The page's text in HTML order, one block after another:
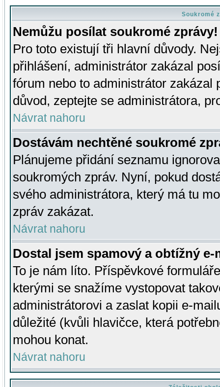
Soukromé
Nemůžu posílat soukromé zprávy!
Pro toto existují tři hlavní důvody.
přihlášení, administrátor zakázal
fórum nebo to administrátor zakázal
důvod, zeptejte se administrátora,
Návrat nahoru
Dostávám nechtěné soukromé
Plánujeme přidání seznamu
soukromých zpráv. Nyní, pokud
svého administrátora, který má tu
zpráv zakázat.
Návrat nahoru
Dostal jsem spamový a obtížný
To je nám líto. Příspěvkové
kterými se snažíme vystopovat
administrátorovi a zaslat kopii e-
důležité (kvůli hlavičce, která
mohou konat.
Návrat nahoru